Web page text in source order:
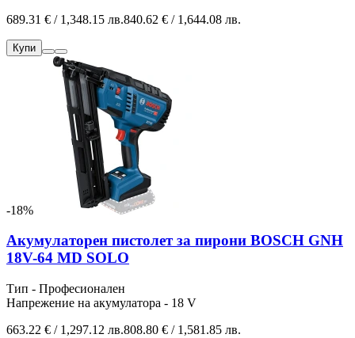
689.31 € / 1,348.15 лв.840.62 € / 1,644.08 лв.
Купи
-18%
Акумулаторен пистолет за пирони BOSCH GNH
18V-64 MD SOLO
Тип - Професионален
Напрежение на акумулатора - 18 V
663.22 € / 1,297.12 лв.808.80 € / 1,581.85 лв.